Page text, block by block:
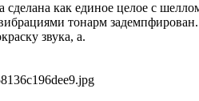
как единое целое с
тонарм задемпфирован.
звука, а.